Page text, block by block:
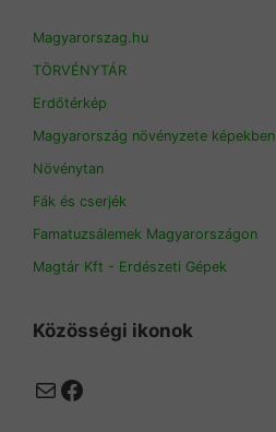
Magyarorszag.hu
TÖRVÉNYTÁR
Erdőtérkép
Magyarország növényzete képekben
Növénytan
Fák és cserjék
Famatuzsálemek Magyarországon
Magtár Kft - Erdészeti Gépek
Közösségi ikonok
MailFacebook